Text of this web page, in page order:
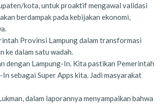
kota, untuk proaktif mengawal validasi
berdampak pada kebijakan ekonomi,
Provinsi Lampung dalam transformasi
ke dalam satu wadah.
dengan Lampung-In. Kita pastikan Pemerintah
sebagai Super Apps kita. Jadi masyarakat
dalam laporannya menyampaikan bahwa